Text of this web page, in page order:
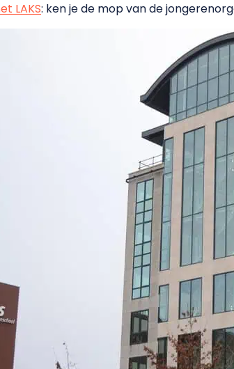
LAKS: ken je de mop van de